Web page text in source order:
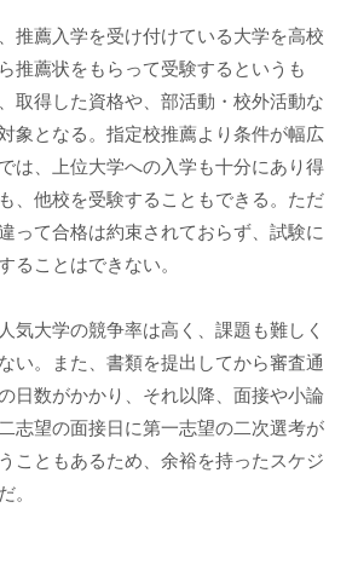
推薦入学を受け付けている大学を高校
推薦状をもらって受験するというも
取得した資格や、部活動・校外活動な
象となる。指定校推薦より条件が幅広
は、上位大学への入学も十分にあり得
、他校を受験することもできる。ただ
って合格は約束されておらず、試験に
ることはできない。
気大学の競争率は高く、課題も難しく
い。また、書類を提出してから審査通
日数がかかり、それ以降、面接や小論
志望の面接日に第一志望の二次選考が
こともあるため、余裕を持ったスケジ
。